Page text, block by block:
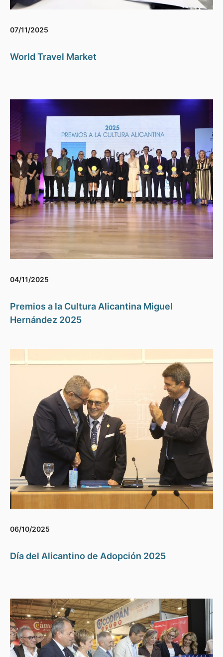
07/11/2025
World Travel Market
04/11/2025
Premios a la Cultura Alicantina Miguel
Hernández 2025
06/10/2025
Día del Alicantino de Adopción 2025